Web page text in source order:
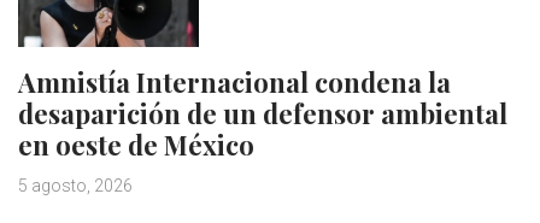
Amnistía Internacional condena la
desaparición de un defensor ambiental
en oeste de México
5 agosto, 2026